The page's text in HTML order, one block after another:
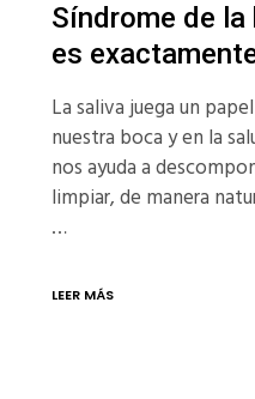
Síndrome de la
es
La saliva juega un
nuestra boca y en la
nos ayuda a
limpiar, de manera
…
LEER MÁS